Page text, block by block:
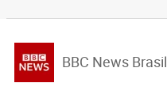
BBC News Brasil